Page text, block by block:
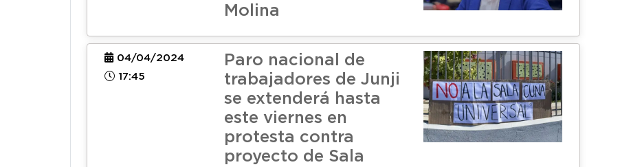
Molina
04/04/2024
17:45
Paro nacional de
trabajadores de Junji
se extenderá hasta
este viernes en
protesta contra
proyecto de Sala